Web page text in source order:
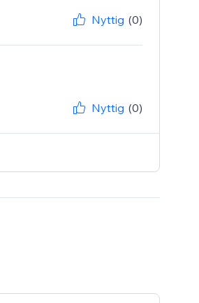
Nyttig (0)
Nyttig (0)